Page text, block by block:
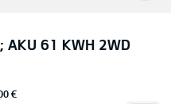
AKU 61 KWH 2WD
€